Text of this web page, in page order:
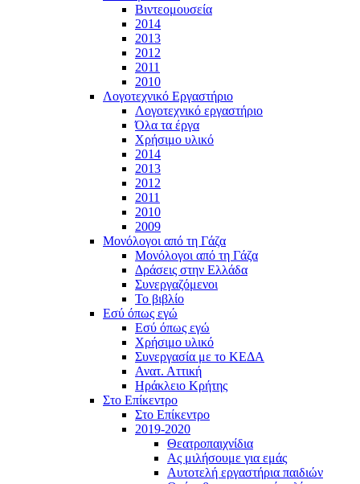
Βιντεομουσεία
2014
2013
2012
2011
2010
Λογοτεχνικό Εργαστήριο
Λογοτεχνικό εργαστήριο
Όλα τα έργα
Χρήσιμο υλικό
2014
2013
2012
2011
2010
2009
Μονόλογοι από τη Γάζα
Μονόλογοι από τη Γάζα
Δράσεις στην Ελλάδα
Συνεργαζόμενοι
To βιβλίο
Εσύ όπως εγώ
Εσύ όπως εγώ
Χρήσιμο υλικό
Συνεργασία με το ΚΕΔΑ
Ανατ. Αττική
Ηράκλειο Κρήτης
Στο Επίκεντρο
Στο Επίκεντρο
2019-2020
Θεατροπαιχνίδια
Ας μιλήσουμε για εμάς
Αυτοτελή εργαστήρια παιδιών